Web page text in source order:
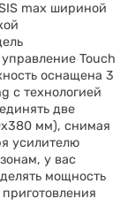
max шириной
Touch
оснащена 3
с технологией
две
мм), снимая
усилителю
у вас
мощность